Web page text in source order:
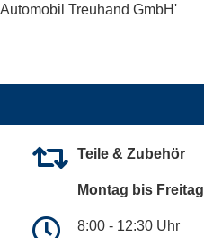
Treuhand GmbH'
Teile & Zubehör
Montag bis Freitag
8:00 - 12:30 Uhr